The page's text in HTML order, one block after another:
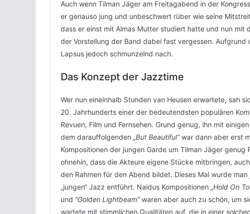
Auch wenn Tilman Jäger am Freitagabend in der
er genauso jung und unbeschwert rüber wie seine
dass er einst mit Almas Mutter studiert hatte und nun mit
der Vorstellung der Band dabei fast vergessen.
Lapsus jedoch schmunzelnd nach.
Das Konzept der Jazztime
Wer nun eineinhalb Stunden van Heusen erwartete, sah
20. Jahrhunderts einer der bedeutendsten populären
Revuen, Film und Fernsehen. Grund genug, ihn mit
dem darauffolgenden „But Beautiful“war dann aber erst
Kompositionen der jungen Garde um Tilman Jäger
ohnehin, dass die Akteure eigene Stücke mitbringen,
den Rahmen für den Abend bildet. Dieses Mal wurde
„jungen“ Jazz entführt. Naidus Kompositionen „Hold On
und “Golden Lightbeam”waren aber auch zu schön, um
wartete mit stimmlichen Qualitäten auf, die in einer